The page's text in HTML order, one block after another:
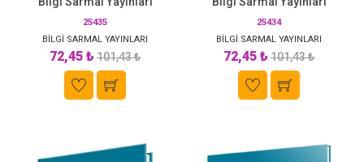
25435
BİLGİ SARMAL YAYINLARI
72,45 ₺101,43 ₺
25434
BİLGİ SARMAL YAYINLARI
72,45 ₺101,43 ₺